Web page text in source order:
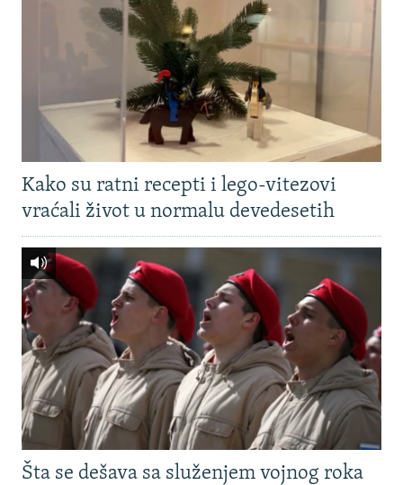
Kako su ratni recepti i lego-vitezovi
vraćali život u normalu devedesetih
Šta se dešava sa služenjem vojnog roka